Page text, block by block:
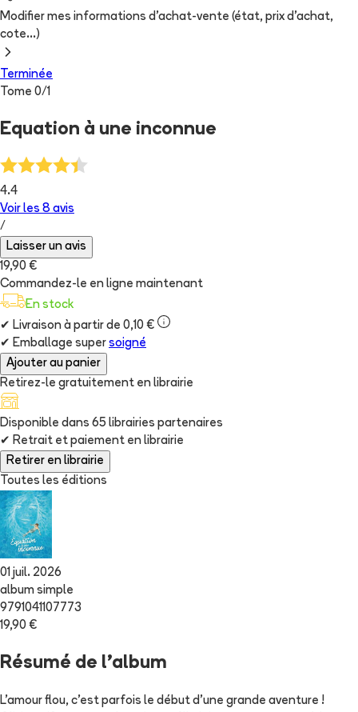
Modifier mes informations d'achat-vente (état, prix d'achat,
cote...)
Terminée
Tome 0/1
Equation à une inconnue
4.4
Voir les 8 avis
/
Laisser un avis
19,90 €
Commandez-le en ligne maintenant
En stock
✔ Livraison à partir de 0,10 €
✔ Emballage super soigné
Ajouter au panier
Retirez-le gratuitement en librairie
Disponible dans 65 librairies partenaires
✔ Retrait et paiement en librairie
Retirer en librairie
Toutes les éditions
01 juil. 2026
album simple
9791041107773
19,90 €
Résumé de l'album
L'amour flou, c'est parfois le début d'une grande aventure !